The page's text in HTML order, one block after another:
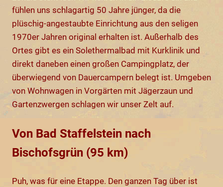
fühlen uns schlagartig 50 Jahre jünger, da die
plüschig-angestaubte Einrichtung aus den seligen
1970er Jahren original erhalten ist. Außerhalb des
Ortes gibt es ein Solethermalbad mit Kurklinik und
direkt daneben einen großen Campingplatz, der
überwiegend von Dauercampern belegt ist. Umgeben
von Wohnwagen in Vorgärten mit Jägerzaun und
Gartenzwergen schlagen wir unser Zelt auf.
Von Bad Staffelstein nach
Bischofsgrün (95 km)
Puh, was für eine Etappe. Den ganzen Tag über ist